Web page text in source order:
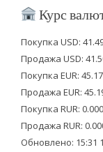
i
t
e
r
c
b
o
o
k
u
u
b
e
Курс
Покупка USD:
Продажа USD:
Покупка EUR:
Продажа EUR:
Покупка RUR:
Продажа RUR:
Обновлено: 15:31